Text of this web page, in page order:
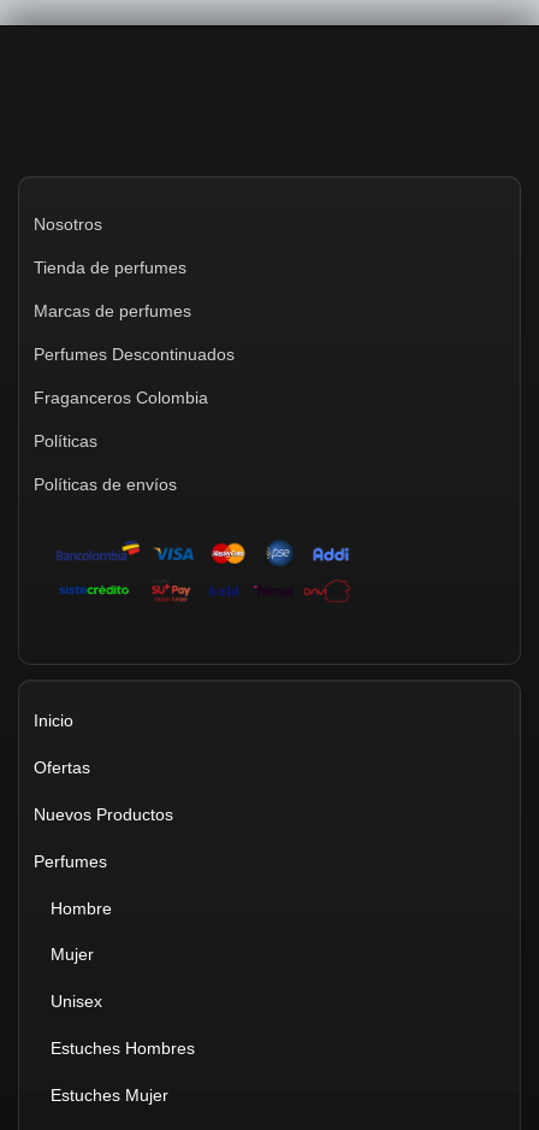
Nosotros
Tienda de perfumes
Marcas de perfumes
Perfumes Descontinuados
Fraganceros Colombia
Políticas
Políticas de envíos
Inicio
Ofertas
Nuevos Productos
Perfumes
Hombre
Mujer
Unisex
Estuches Hombres
Estuches Mujer